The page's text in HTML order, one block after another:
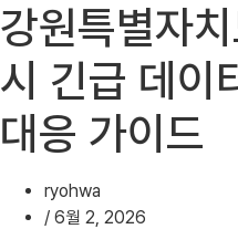
강원특별자
시 긴급 데이
대응 가이드
ryohwa
/ 6월 2, 2026